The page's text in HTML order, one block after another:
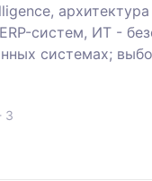
систем, ИТ -
системах;
3